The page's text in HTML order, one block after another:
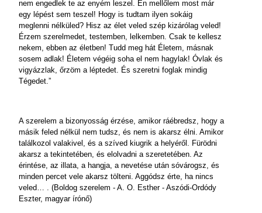
nem engedlek te az enyém leszel. Én mellőlem most már
egy lépést sem teszel! Hogy is tudtam ilyen sokáig
meglenni nélküled? Hisz az élet veled szép kizárólag veled!
Érzem szerelmedet, testemben, lelkemben. Csak te kellesz
nekem, ebben az életben! Tudd meg hát Életem, másnak
sosem adlak! Életem végéig soha el nem hagylak! Óvlak és
vigyázzlak, őrzöm a léptedet. És szeretni foglak mindig
Tégedet.”
A szerelem a bizonyosság érzése, amikor ráébredsz, hogy a
másik feled nélkül nem tudsz, és nem is akarsz élni. Amikor
találkozol valakivel, és a szíved kiugrik a helyéről. Fürödni
akarsz a tekintetében, és elolvadni a szeretetében. Az
érintése, az illata, a hangja, a nevetése után sóvárogsz, és
minden percet vele akarsz tölteni. Aggódsz érte, ha nincs
veled… . (Boldog szerelem - A. O. Esther - Aszódi-Ordódy
Eszter, magyar írónő)